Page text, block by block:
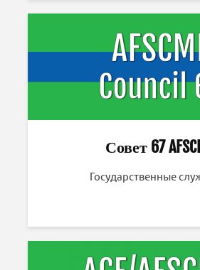
Совет 67
Государственные